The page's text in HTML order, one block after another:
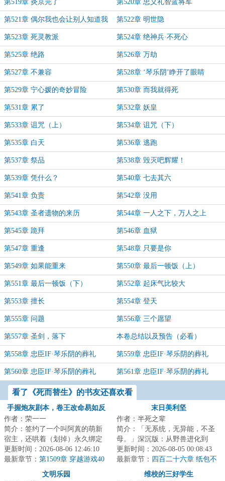
第519章 炎京完了 第520章 忠义礼智蓝将军
第521章 偶尔我也会让别人知道我
的下两步
第522章 明世隐
第523章 死灵教派 第524章 绝神兵·不死心
第525章 绝路 第526章 万劫
第527章 不兼容 第528章 ‘琴乐阴’睁开了眼睛
第529章 宁心媛的奇妙冒险 第530章 而我就得死
第531章 累了 第532章 妖皇
第533章 诅咒（上） 第534章 诅咒（下）
第535章 白天 第536章 逃跑
第537章 祭品 第538章 毁灭吧辉耀！
第539章 凭什么？ 第540章 七去其六
第541章 负责 第542章 没用
第543章 圣者遗物的来历 第544章 一人之下，万人之上
第545章 跪拜 第546章 血狱
第547章 重逢 第548章 只要是你
第549章 如果能重来 第550章 最后一顿饭（上）
第551章 最后一顿饭（下） 第552章 起床气比较大
第553章 擅长 第554章 登天
第555章 问题 第556章 三个愿望
第557章 圣剑，落下 本卷总结以及预告（必看）
第558章 忠臣IF·琴乐阴的葬礼
（一）
第559章 忠臣IF·琴乐阴的葬礼
（二）
第560章 忠臣IF·琴乐阴的葬礼
（三）
第561章 忠臣IF·琴乐阴的葬礼
（完）
看了《死而替生》的书友还喜欢看
手握炮灰剧本，卷王改命易如反
作者：荣一一
简介：签约了一个叫阿蒖的萌新
宿主，还哄着（划掉）永久绑定
了，很快发现表面乖巧老实的新
宿主有两副面孔...
更新时间：2026-08-06 12:46:10
最新章节： 第1509章 穿越游戏40
末日美利坚
作者：半死之辈
简介：「无系统，无异能，不圣
母。」深沉版：从野兽进化到
人，至少需要数万年时间。而从
人类退化成野兽，...
更新时间：2026-08-05 00:08:43
最新章节： 四百二十六章 纸包不
文明乐园
维校的三好学生